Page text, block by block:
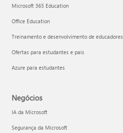
Microsoft 365 Education
Office Education
Treinamento e desenvolvimento de educadores
Ofertas para estudantes e pais
Azure para estudantes
Negócios
IA da Microsoft
Segurança da Microsoft